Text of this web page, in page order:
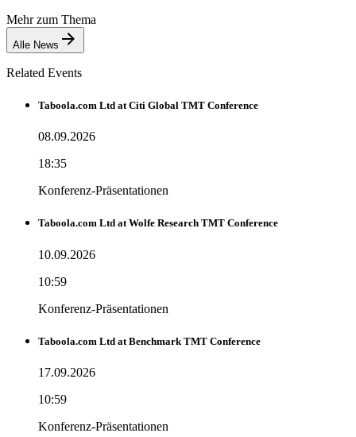
Mehr zum Thema
Alle News
Related Events
Taboola.com Ltd at Citi Global TMT Conference
08.09.2026
18:35
Konferenz-Präsentationen
Taboola.com Ltd at Wolfe Research TMT Conference
10.09.2026
10:59
Konferenz-Präsentationen
Taboola.com Ltd at Benchmark TMT Conference
17.09.2026
10:59
Konferenz-Präsentationen